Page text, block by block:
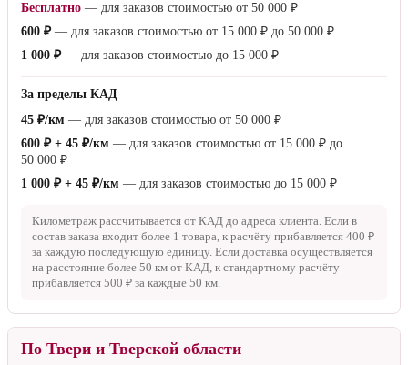
Бесплатно — для заказов стоимостью от 50 000 ₽
600 ₽— для заказов стоимостью от 15 000 ₽ до 50 000 ₽
1 000 ₽— для заказов стоимостью до 15 000 ₽
За пределы КАД
45 ₽/км — для заказов стоимостью от 50 000 ₽
600 ₽ + 45 ₽/км — для заказов стоимостью от 15 000 ₽ до
50 000 ₽
1 000 ₽ + 45 ₽/км — для заказов стоимостью до 15 000 ₽
Километраж рассчитывается от КАД до адреса клиента. Если в
состав заказа входит более 1 товара, к расчёту прибавляется 400 ₽
за каждую последующую единицу. Если доставка осуществляется
на расстояние более 50 км от КАД, к стандартному расчёту
прибавляется 500 ₽ за каждые 50 км.
По Твери и Тверской области